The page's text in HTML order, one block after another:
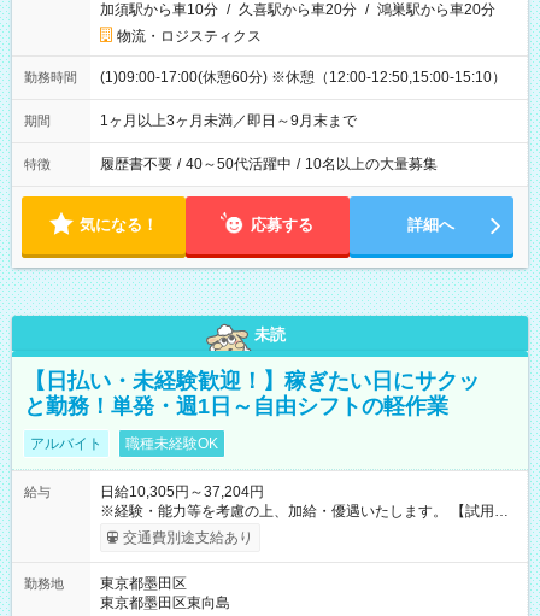
加須駅から車10分 / 久喜駅から車20分 / 鴻巣駅から車20分
物流・ロジスティクス
勤務時間 (1)09:00-17:00(休憩60分) ※休憩（12:00-12:50,15:00-15:10）
期間 1ヶ月以上3ヶ月未満／即日～9月末まで
特徴 履歴書不要 / 40～50代活躍中 / 10名以上の大量募集
気になる！ 応募する 詳細へ
未読
【日払い・未経験歓迎！】稼ぎたい日にサクッ
と勤務！単発・週1日～自由シフトの軽作業
アルバイト 職種未経験OK
給与
日給10,305円～37,204円
※経験・能力等を考慮の上、加給・優遇いたします。 【試用期
間】試用期間なし
交通費別途支給あり
勤務地
東京都墨田区
東京都墨田区東向島